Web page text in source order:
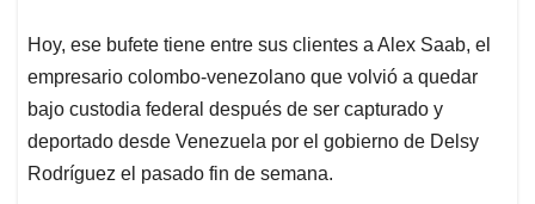
Hoy, ese bufete tiene entre sus clientes a Alex Saab, el
empresario colombo-venezolano que volvió a quedar
bajo custodia federal después de ser capturado y
deportado desde Venezuela por el gobierno de Delsy
Rodríguez el pasado fin de semana.